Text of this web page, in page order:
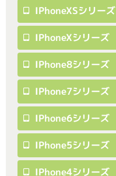
IPhoneXSシリーズ
IPhoneXシリーズ
IPhone8シリーズ
IPhone7シリーズ
IPhone6シリーズ
IPhone5シリーズ
IPhone4シリーズ